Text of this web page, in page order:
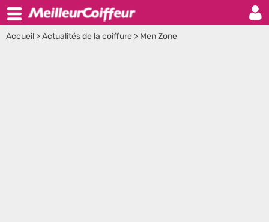
Accueil >Actualités de la coiffure > Men Zone